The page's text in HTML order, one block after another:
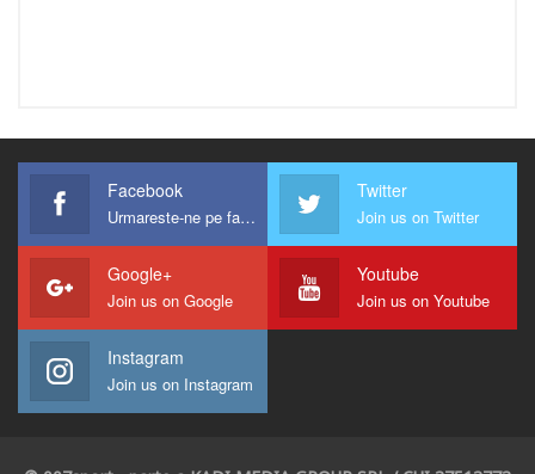
Facebook
Urmareste-ne pe facebook !
Twitter
Join us on Twitter
Google+
Join us on Google
Youtube
Join us on Youtube
Instagram
Join us on Instagram